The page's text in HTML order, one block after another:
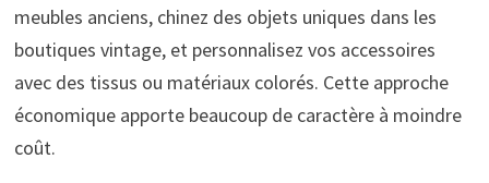
meubles anciens, chinez des objets uniques dans les
boutiques vintage, et personnalisez vos accessoires
avec des tissus ou matériaux colorés. Cette approche
économique apporte beaucoup de caractère à moindre
coût.